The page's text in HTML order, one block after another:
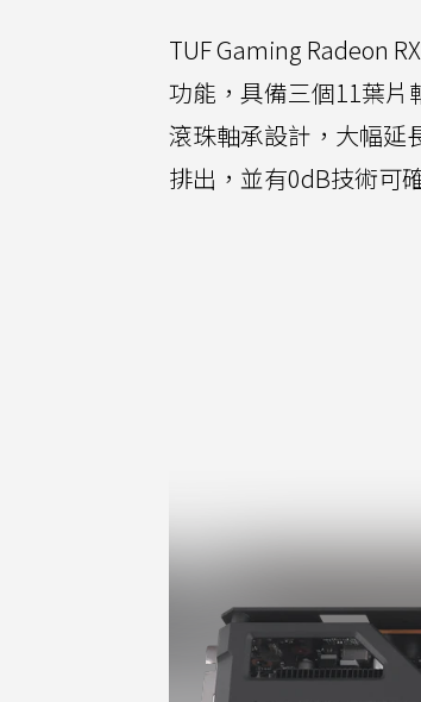
TUF Gaming Radeon
功能，具備三個11葉
滾珠軸承設計，大幅延
排出，並有0dB技術可